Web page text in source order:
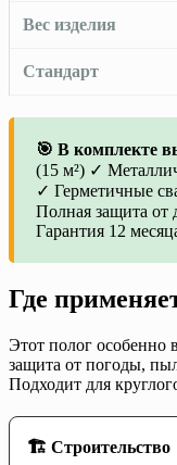
Вес изделия
Стандарт
🎯 В комплекте
(15 м²) ✓
✓ Герметичные
Полная защита от
Гарантия 12
Где
Этот полог особенно
защита от погоды,
Подходит для
🏗️ Строительство